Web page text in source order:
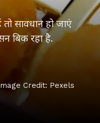
सावधान हो जाएं
बिक रहा है.
Credit: Pexels